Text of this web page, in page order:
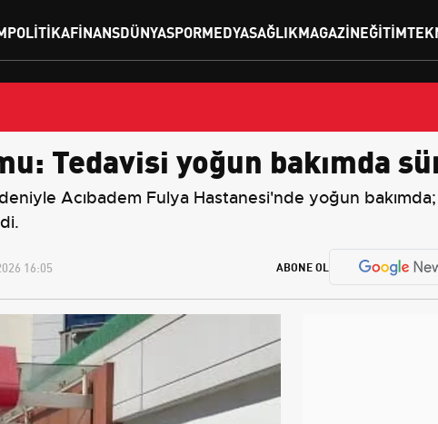
POLITIKAFINANSDÜNYASPORMEDYASAĞLIKMAGAZINEĞITIM
Tedavisi yoğun bakımda
Acıbadem Fulya Hastanesi'nde yoğun
16:05 ABONE OL